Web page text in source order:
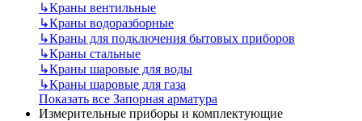
↳Краны вентильные
↳Краны водоразборные
↳Краны для подключения бытовых приборов
↳Краны стальные
↳Краны шаровые для воды
↳Краны шаровые для газа
Показать все Запорная арматура
Измерительные приборы и комплектующие